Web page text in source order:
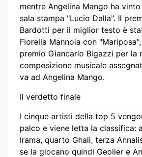
mentre Angelina Mango ha
sala stampa "Lucio Dalla". Il
Bardotti per il miglior testo è
Fiorella Mannoia con
premio Giancarlo Bigazzi per la
composizione musicale
va ad Angelina Mango.
Il verdetto finale
I cinque artisti della top 5
palco e viene letta la classifica:
Irama, quarto Ghali, terza
se la giocano quindi Geolier e